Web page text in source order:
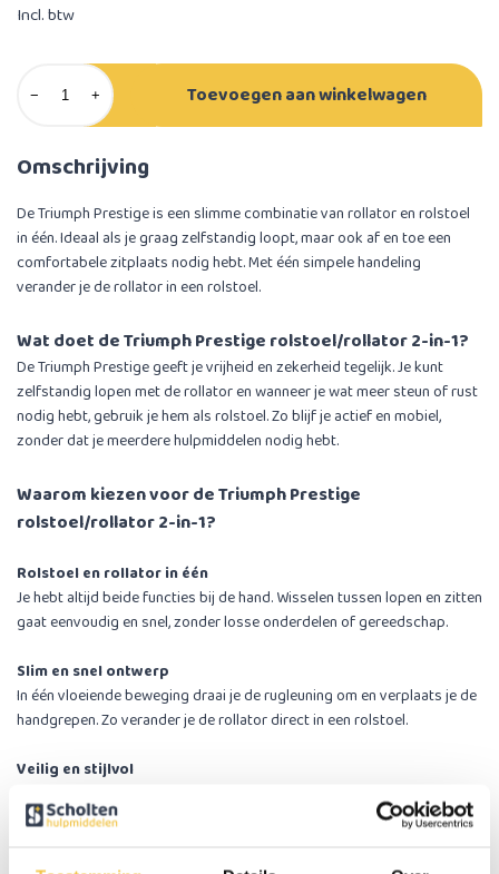
Incl. btw
− + Toevoegen aan winkelwagen
Omschrijving
De Triumph Prestige is een slimme combinatie van rollator en rolstoel
in één. Ideaal als je graag zelfstandig loopt, maar ook af en toe een
comfortabele zitplaats nodig hebt. Met één simpele handeling
verander je de rollator in een rolstoel.
Wat doet de Triumph Prestige rolstoel/rollator 2-in-1?
De Triumph Prestige geeft je vrijheid en zekerheid tegelijk. Je kunt
zelfstandig lopen met de rollator en wanneer je wat meer steun of rust
nodig hebt, gebruik je hem als rolstoel. Zo blijf je actief en mobiel,
zonder dat je meerdere hulpmiddelen nodig hebt.
Waarom kiezen voor de Triumph Prestige
rolstoel/rollator 2-in-1?
Rolstoel en rollator in één
Je hebt altijd beide functies bij de hand. Wisselen tussen lopen en zitten
gaat eenvoudig en snel, zonder losse onderdelen of gereedschap.
Slim en snel ontwerp
In één vloeiende beweging draai je de rugleuning om en verplaats je de
handgrepen. Zo verander je de rollator direct in een rolstoel.
Veilig en stijlvol
struikelen en geeft een strak, modern uiterlijk. Het stevige ontwerp